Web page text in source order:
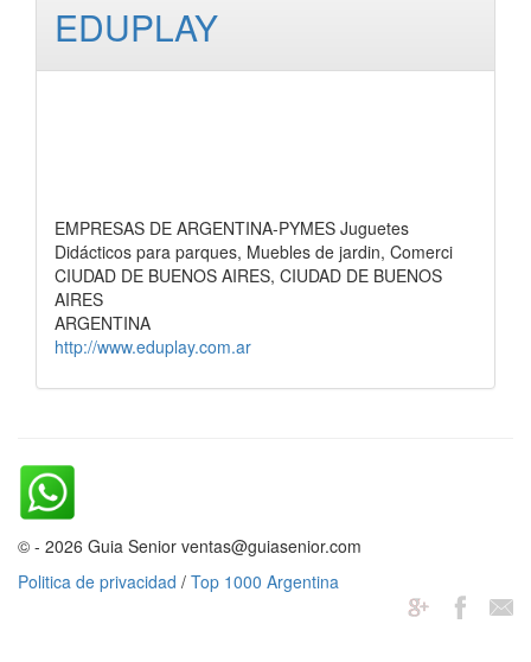
EDUPLAY
EMPRESAS DE ARGENTINA-PYMES Juguetes
Didácticos para parques, Muebles de jardin, Comerci
CIUDAD DE BUENOS AIRES, CIUDAD DE BUENOS
AIRES
ARGENTINA
http://www.eduplay.com.ar
© - 2026 Guia Senior ventas@guiasenior.com
Politica de privacidad / Top 1000 Argentina